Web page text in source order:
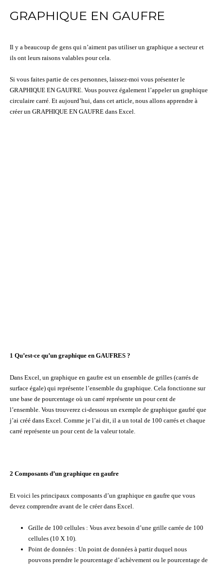
GRAPHIQUE EN GAUFRE
Il y a beaucoup de gens qui n’aiment pas utiliser un graphique a secteur et
ils ont leurs raisons valables pour cela.
Si vous faites partie de ces personnes, laissez-moi vous présenter le
GRAPHIQUE EN GAUFRE. Vous pouvez également l’appeler un graphique
circulaire carré. Et aujourd’hui, dans cet article, nous allons apprendre à
créer un GRAPHIQUE EN GAUFRE dans Excel.
1 Qu’est-ce qu’un graphique en GAUFRES ?
Dans Excel, un graphique en gaufre est un ensemble de grilles (carrés de
surface égale) qui représente l’ensemble du graphique. Cela fonctionne sur
une base de pourcentage où un carré représente un pour cent de
l’ensemble. Vous trouverez ci-dessous un exemple de graphique gaufré que
j’ai créé dans Excel. Comme je l’ai dit, il a un total de 100 carrés et chaque
carré représente un pour cent de la valeur totale.
2 Composants d’un graphique en gaufre
Et voici les principaux composants d’un graphique en gaufre que vous
devez comprendre avant de le créer dans Excel.
Grille de 100 cellules : Vous avez besoin d’une grille carrée de 100
cellules (10 X 10).
Point de données : Un point de données à partir duquel nous
pouvons prendre le pourcentage d’achèvement ou le pourcentage de